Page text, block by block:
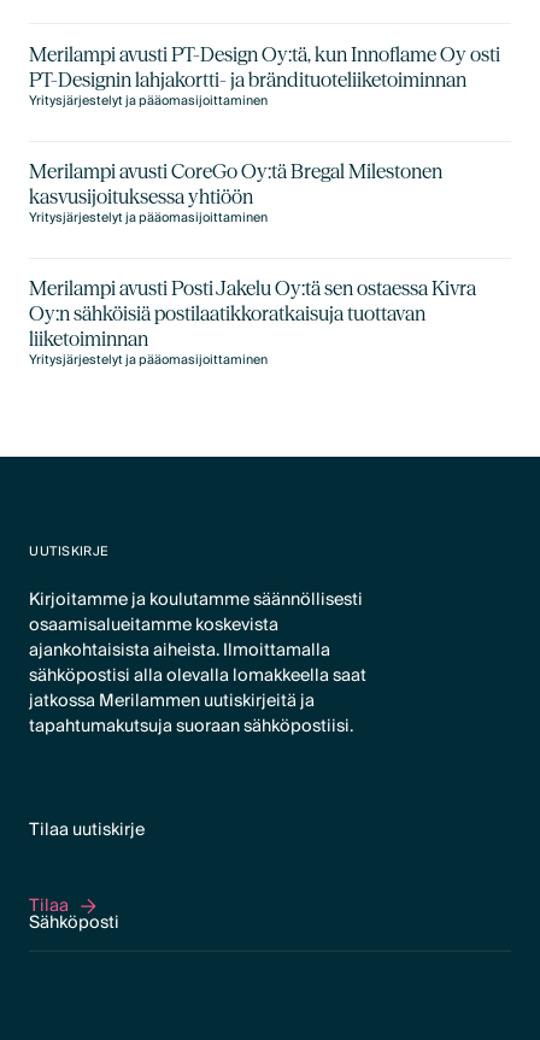
Merilampi avusti PT-Design Oy:tä, kun Innoflame Oy osti
PT-Designin lahjakortti- ja brändituoteliiketoiminnan
Yritysjärjestelyt ja pääomasijoittaminen
Merilampi avusti CoreGo Oy:tä Bregal Milestonen
kasvusijoituksessa yhtiöön
Yritysjärjestelyt ja pääomasijoittaminen
Merilampi avusti Posti Jakelu Oy:tä sen ostaessa Kivra
Oy:n sähköisiä postilaatikkoratkaisuja tuottavan
liiketoiminnan
Yritysjärjestelyt ja pääomasijoittaminen
UUTISKIRJE
Kirjoitamme ja koulutamme säännöllisesti
osaamisalueitamme koskevista
ajankohtaisista aiheista. Ilmoittamalla
sähköpostisi alla olevalla lomakkeella saat
jatkossa Merilammen uutiskirjeitä ja
tapahtumakutsuja suoraan sähköpostiisi.
Tilaa uutiskirje
Tilaa
Tilaa